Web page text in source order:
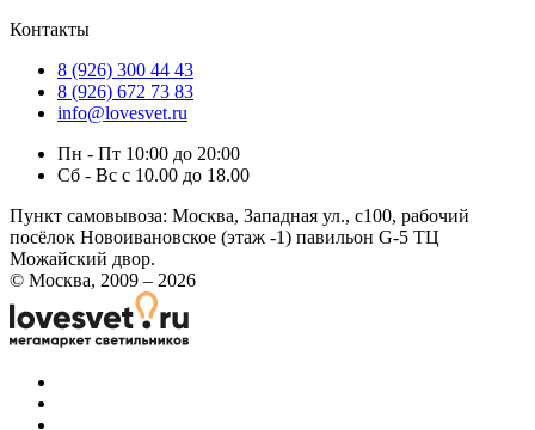
Контакты
8 (926) 300 44 43
8 (926) 672 73 83
info@lovesvet.ru
Пн - Пт 10:00 до 20:00
Сб - Вс с 10.00 до 18.00
Пункт самовывоза: Москва, Западная ул., с100, рабочий
посёлок Новоивановское (этаж -1) павильон G-5 ТЦ
Можайский двор.
© Москва, 2009 – 2026